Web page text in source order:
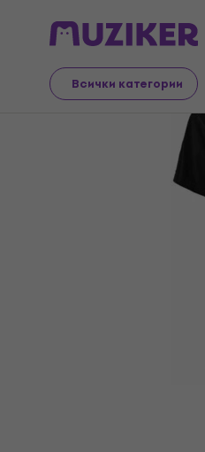
Всички категории
Merch Музикален мерч
Прекратена продажба